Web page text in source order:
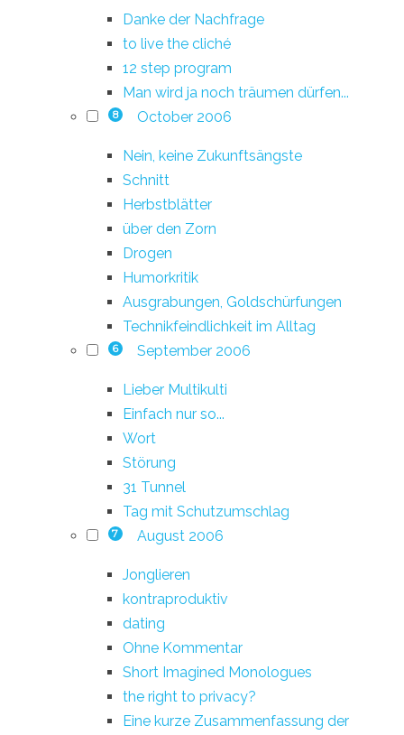
Danke der Nachfrage
to live the cliché
12 step program
Man wird ja noch träumen dürfen...
8 October 2006
Nein, keine Zukunftsängste
Schnitt
Herbstblätter
über den Zorn
Drogen
Humorkritik
Ausgrabungen, Goldschürfungen
Technikfeindlichkeit im Alltag
6 September 2006
Lieber Multikulti
Einfach nur so...
Wort
Störung
31 Tunnel
Tag mit Schutzumschlag
7 August 2006
Jonglieren
kontraproduktiv
dating
Ohne Kommentar
Short Imagined Monologues
the right to privacy?
Eine kurze Zusammenfassung der